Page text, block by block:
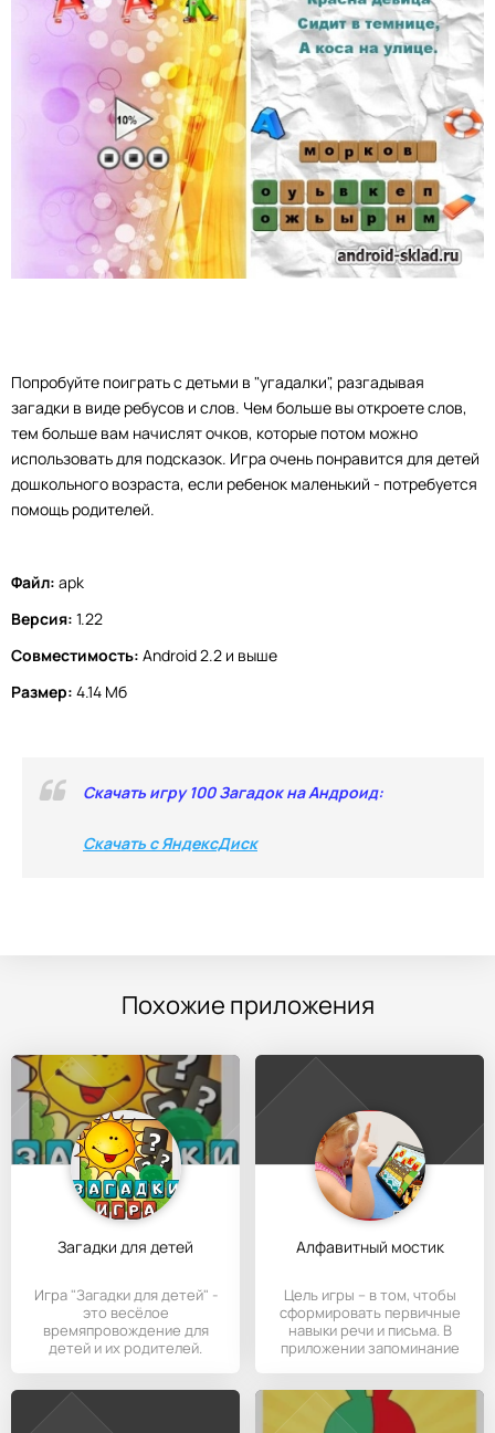
Попробуйте поиграть с детьми в "угадалки", разгадывая
загадки в виде ребусов и слов. Чем больше вы откроете слов,
тем больше вам начислят очков, которые потом можно
использовать для подсказок. Игра очень понравится для детей
дошкольного возраста, если ребенок маленький - потребуется
помощь родителей.
Файл: apk
Версия: 1.22
Совместимость: Android 2.2 и выше
Размер: 4.14 Мб
Скачать игру 100 Загадок на Андроид:
Скачать с ЯндексДиск
Похожие приложения
Загадки для детей
Игра "Загадки для детей" -
это весёлое
времяпровождение для
детей и их родителей.
Алфавитный мостик
Цель игры – в том, чтобы
сформировать первичные
навыки речи и письма. В
приложении запоминание